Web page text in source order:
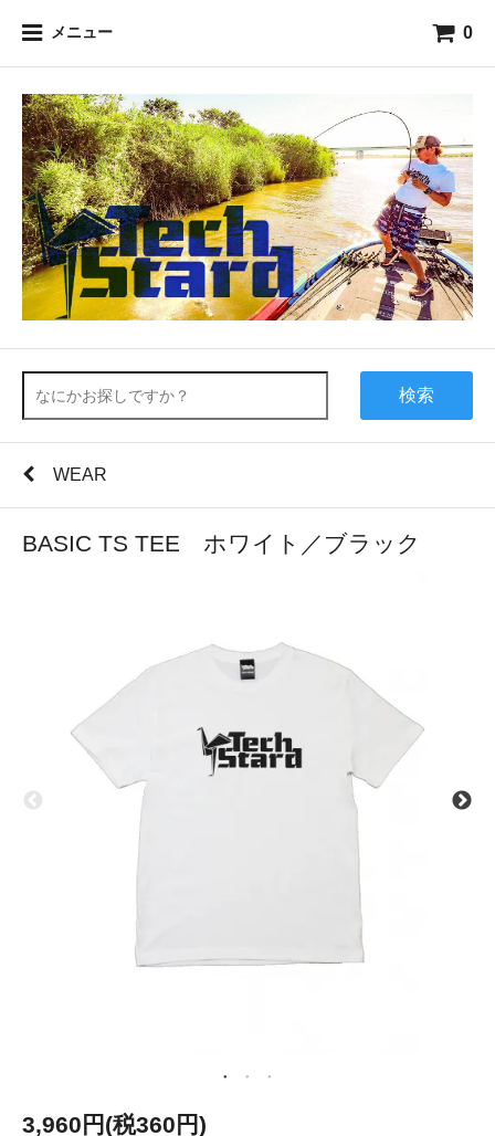
メニュー 0
検索
WEAR
BASIC TS TEE ホワイト／ブラック
3,960円(税360円)